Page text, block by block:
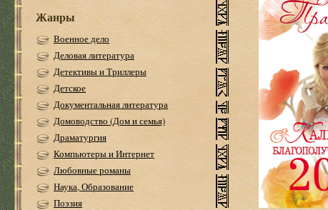
Жанры
Военное дело
Деловая литература
Детективы и Триллеры
Детское
Документальная литература
Домоводство (Дом и семья)
Драматургия
Компьютеры и Интернет
Любовные романы
Наука, Образование
Поэзия